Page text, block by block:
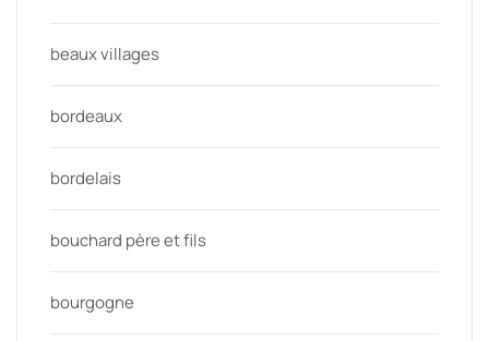
beaux villages
bordeaux
bordelais
bouchard père et fils
bourgogne